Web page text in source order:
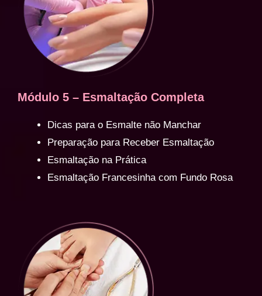
Módulo 5 – Esmaltação Completa
Dicas para o Esmalte não Manchar
Preparação para Receber Esmaltação
Esmaltação na Prática
Esmaltação Francesinha com Fundo Rosa